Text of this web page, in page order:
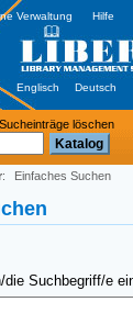
Sucheinträge löschen
Verwaltung Hilfe
Englisch Deutsch
: Einfaches Suchen
die Suchbegriff/e